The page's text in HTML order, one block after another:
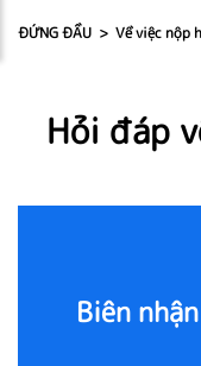
ĐỨNG ĐẦU Về việc nộp
Hỏi đáp
Biên